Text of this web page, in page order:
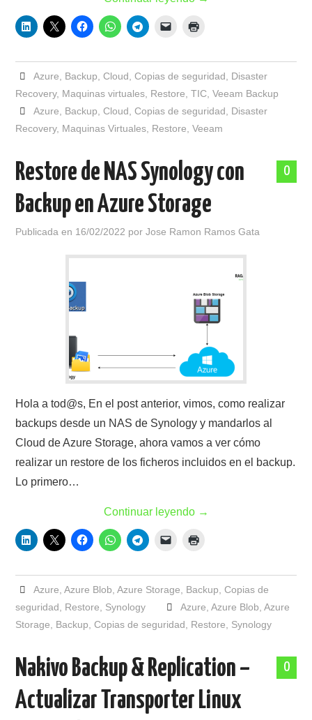
Azure Backup Cloud Copias de seguridad
Disaster
Recovery, Maquinas virtuales Restore ,TIC ,Veeam Backup
Azure
Backup Cloud Copias de seguridad
Disaster
Recovery, Maquinas Virtuales Restore ,Veeam
0
Restore de NAS Synology con
Backup en Azure Storage
Publicada en 16/02/2022 porJose Ramon Ramos Gata
Hola a tod@s, En el post anterior, vimos, como realizar
backups desde un NAS de Synology y mandarlos al
Cloud de Azure Storage, ahora vamos a ver cómo
realizar un restore de los ficheros incluidos en el backup.
Lo primero…
Continuar leyendo →
Azure Azure Blob Azure Storage Backup Copias de
seguridad
Restore Synology Azure Azure Blob Azure
Storage
Backup ,Copias de seguridad Restore Synology
0
Nakivo Backup & Replication –
Actualizar Transporter Linux